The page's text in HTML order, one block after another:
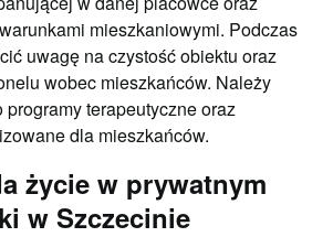
mieszkaniowymi. Podczas
uwagę na czystość obiektu oraz
wobec mieszkańców. Należy
programy terapeutyczne oraz
dla mieszkańców.
życie w prywatnym
w Szczecinie